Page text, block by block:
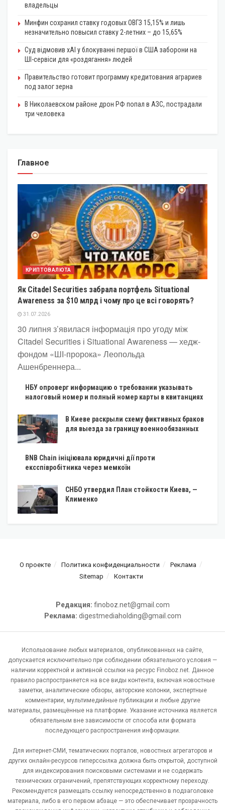
владельцы
Минфин сохранил ставку годовых ОВГЗ 15,15% и лишь
незначительно повысил ставку 2-летних – до 15,65%
Суд відмовив xAI у блокуванні першої в США заборони на
ШІ-сервіси для «роздягання» людей
Правительство готовит программу кредитования аграриев
под залог зерна
В Николаевском районе дрон РФ попал в АЗС, пострадали
три человека
Главное
КРИПТОВАЛЮТА
Як Citadel Securities забрала портфель Situational
Awareness за $10 млрд і чому про це всі говорять?
31.07.2026
30 липня з’явилася інформація про угоду між
Citadel Securities і Situational Awareness — хедж-
фондом «ШІ-пророка» Леопольда
Ашенбреннера...
НБУ опроверг информацию о требовании указывать
налоговый номер и полный номер карты в квитанциях
В Киеве раскрыли схему фиктивных браков
для выезда за границу военнообязанных
BNB Chain ініціювала юридичні дії проти
ексспівробітника через мемкоїн
СНБО утвердил План стойкости Киева, —
Клименко
О проекте Политика конфиденциальности
Реклама
Sitemap
Контакти
Редакция: finoboz.net@gmail.com
Реклама: digestmediaholding@gmail.com
Использование любых материалов, опубликованных на сайте,
допускается исключительно при соблюдении обязательного условия —
наличии корректной и активной ссылки на ресурс Finoboz.net. Данное
правило распространяется на все виды контента, включая новостные
заметки, аналитические обзоры, авторские колонки, экспертные
комментарии, мультимедийные публикации и любые другие
материалы, размещённые на платформе. Указание источника является
обязательным вне зависимости от способа или формата
последующего распространения информации.
Для интернет-СМИ, тематических порталов, новостных агрегаторов и
других онлайн-ресурсов гиперссылка должна быть открытой, доступной
для индексирования поисковыми системами и не содержать
технических ограничений, препятствующих корректному переходу.
Рекомендуется размещать ссылку непосредственно в подзаголовке
материала, либо в его первом абзаце — это обеспечивает прозрачность